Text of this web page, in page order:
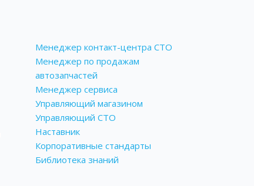
Менеджер контакт-центра СТО
Менеджер по продажам
автозапчастей
Менеджер сервиса
Управляющий магазином
Управляющий СТО
Наставник
Корпоративные стандарты
Библиотека знаний